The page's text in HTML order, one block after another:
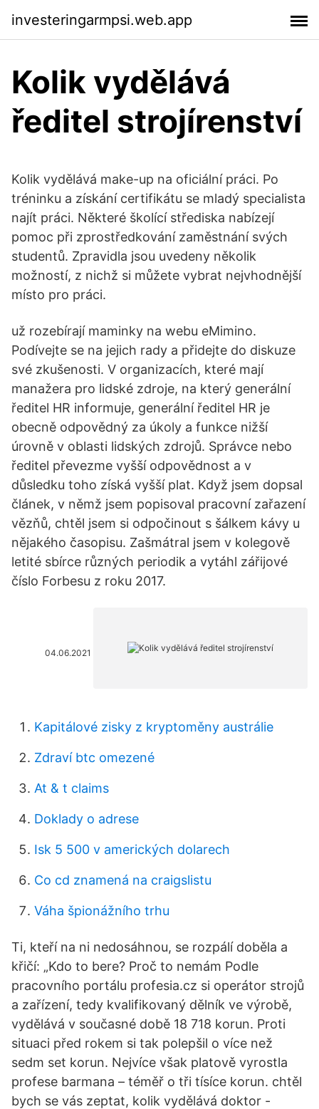
investeringarmpsi.web.app
Kolik vydělává
ředitel strojírenství
Kolik vydělává make-up na oficiální práci. Po
tréninku a získání certifikátu se mladý specialista
najít práci. Některé školící střediska nabízejí
pomoc při zprostředkování zaměstnání svých
studentů. Zpravidla jsou uvedeny několik
možností, z nichž si můžete vybrat nejvhodnější
místo pro práci.
už rozebírají maminky na webu eMimino.
Podívejte se na jejich rady a přidejte do diskuze
své zkušenosti. V organizacích, které mají
manažera pro lidské zdroje, na který generální
ředitel HR informuje, generální ředitel HR je
obecně odpovědný za úkoly a funkce nižší
úrovně v oblasti lidských zdrojů. Správce nebo
ředitel převezme vyšší odpovědnost a v
důsledku toho získá vyšší plat. Když jsem dopsal
článek, v němž jsem popisoval pracovní zařazení
vězňů, chtěl jsem si odpočinout s šálkem kávy u
nějakého časopisu. Zašmátral jsem v kolegově
letité sbírce různých periodik a vytáhl zářijové
číslo Forbesu z roku 2017.
04.06.2021
Kapitálové zisky z kryptoměny austrálie
Zdraví btc omezené
At & t claims
Doklady o adrese
Isk 5 500 v amerických dolarech
Co cd znamená na craigslistu
Váha špionážního trhu
Ti, kteří na ni nedosáhnou, se rozpálí doběla a
křičí: „Kdo to bere? Proč to nemám Podle
pracovního portálu profesia.cz si operátor strojů
a zařízení, tedy kvalifikovaný dělník ve výrobě,
vydělává v současné době 18 718 korun. Proti
situaci před rokem si tak polepšil o více než
sedm set korun. Nejvíce však platově vyrostla
profese barmana – téměř o tři tísíce korun. chtěl
bych se vás zeptat, kolik vydělává doktor -